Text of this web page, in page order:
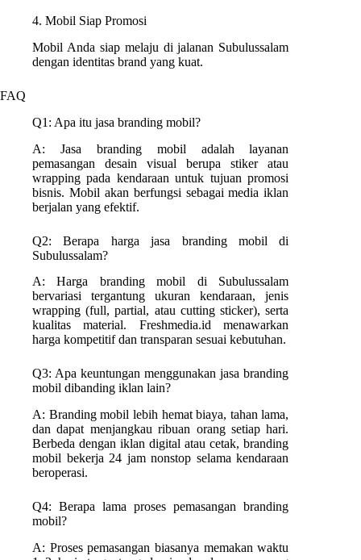
4. Mobil Siap Promosi
Mobil Anda siap melaju di jalanan Subulussalam
dengan identitas brand yang kuat.
FAQ
Q1: Apa itu jasa branding mobil?
A: Jasa branding mobil adalah layanan
pemasangan desain visual berupa stiker atau
wrapping pada kendaraan untuk tujuan promosi
bisnis. Mobil akan berfungsi sebagai media iklan
berjalan yang efektif.
Q2: Berapa harga jasa branding mobil di
Subulussalam?
A: Harga branding mobil di Subulussalam
bervariasi tergantung ukuran kendaraan, jenis
wrapping (full, partial, atau cutting sticker), serta
kualitas material. Freshmedia.id menawarkan
harga kompetitif dan transparan sesuai kebutuhan.
Q3: Apa keuntungan menggunakan jasa branding
mobil dibanding iklan lain?
A: Branding mobil lebih hemat biaya, tahan lama,
dan dapat menjangkau ribuan orang setiap hari.
Berbeda dengan iklan digital atau cetak, branding
mobil bekerja 24 jam nonstop selama kendaraan
beroperasi.
Q4: Berapa lama proses pemasangan branding
mobil?
A: Proses pemasangan biasanya memakan waktu